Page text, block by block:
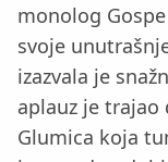
monolog
svoje
izazvala je
aplauz je trajao
Glumica koja